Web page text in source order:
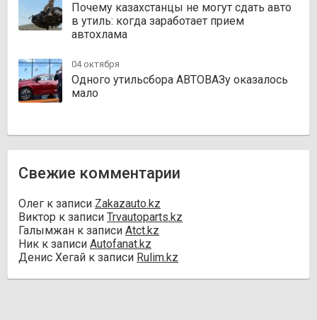
Почему казахстанцы не могут сдать авто
в утиль: когда заработает прием
автохлама
04 октября
Одного утильсбора АВТОВАЗу оказалось
мало
Свежие комментарии
Олег к записи Zakazauto.kz
Виктор к записи Trvautoparts.kz
Галымжан к записи Atct.kz
Ник к записи Autofanat.kz
Денис Хегай к записи Rulim.kz